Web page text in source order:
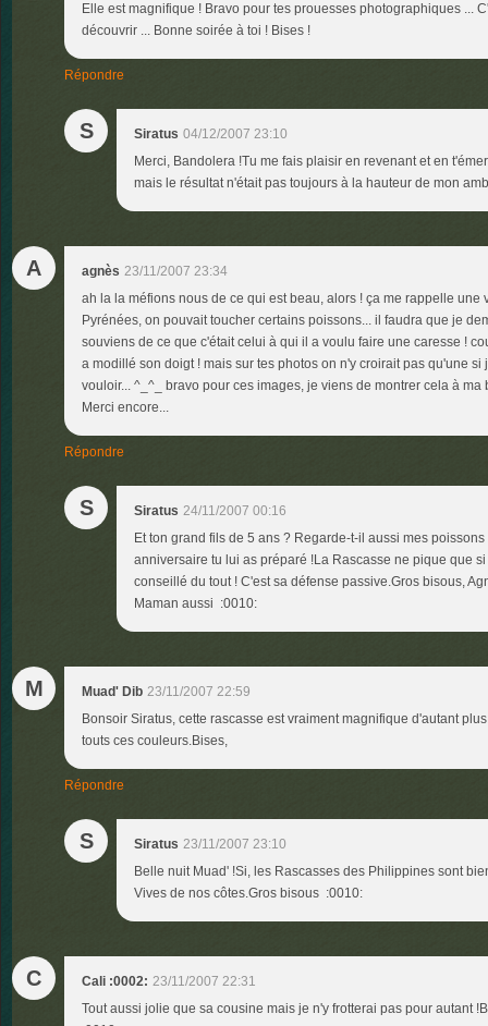
Elle est magnifique ! Bravo pour tes prouesses photographiques ...
découvrir ... Bonne soirée à toi ! Bises !
Répondre
S Siratus 04/12/2007 23:10
Merci, Bandolera !Tu me fais plaisir en revenant et en
mais le résultat n'était pas toujours à la hauteur de mon
A agnès 23/11/2007 23:34
ah la la méfions nous de ce qui est beau, alors ! ça me rappelle une
Pyrénées, on pouvait toucher certains poissons... il faudra que je
souviens de ce que c'était celui à qui il a voulu faire une caresse !
a modillé son doigt ! mais sur tes photos on n'y croirait pas qu'une
vouloir... ^_^_ bravo pour ces images, je viens de montrer cela à
Merci encore...
Répondre
S Siratus 24/11/2007 00:16
Et ton grand fils de 5 ans ? Regarde-t-il aussi mes
anniversaire tu lui as préparé !La Rascasse ne pique que
conseillé du tout ! C'est sa défense passive.Gros bisous,
Maman aussi :0010:
M Muad' Dib 23/11/2007 22:59
Bonsoir Siratus, cette rascasse est vraiment magnifique d'autant
touts ces couleurs.Bises,
Répondre
S Siratus 23/11/2007 23:10
Belle nuit Muad' !Si, les Rascasses des Philippines sont
Vives de nos côtes.Gros bisous :0010:
C Cali :0002: 23/11/2007 22:31
Tout aussi jolie que sa cousine mais je n'y frotterai pas pour autant